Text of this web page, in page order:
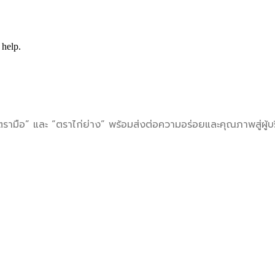
อ” และ “ตราไก่ย่าง” พร้อมส่งต่อความอร่อยและคุณภาพสู่ผู้บ